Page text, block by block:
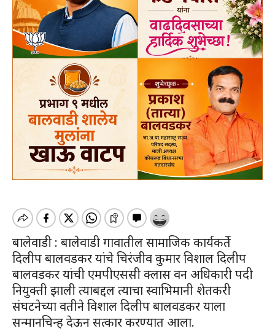
बालेवाडी : बालेवाडी गावातील सामाजिक कार्यकर्ते
दिलीप बालवडकर यांचे चिरंजीव कुमार विशाल दिलीप
बालवडकर यांची एमपीएससी क्लास वन अधिकारी पदी
नियुक्ती झाली त्याबद्दल त्याचा स्वाभिमानी शेतकरी
संघटनेच्या वतीने विशाल दिलीप बालवडकर याला
सन्मानचिन्ह देऊन सत्कार करण्यात आला.